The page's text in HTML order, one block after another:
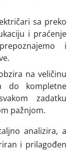
sa preko
i praćenje
i
na veličinu
do kompletne
zadatku
pažnjom.
analizira, a
i prilagođen